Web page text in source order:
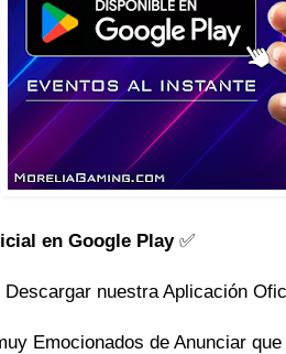
en Google Play✅
Descargar nuestra Aplicación
Emocionados de Anunciar